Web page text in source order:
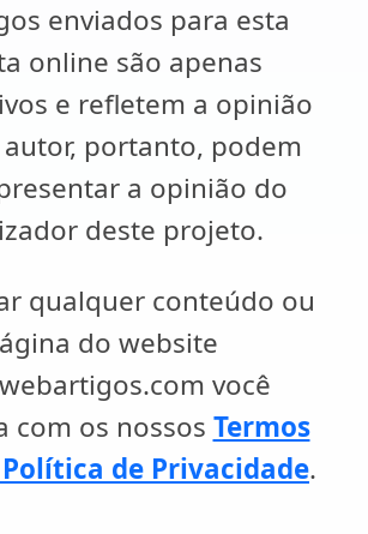
enviados para esta
online são apenas
e refletem a opinião
portanto, podem
a opinião do
deste projeto.
qualquer conteúdo ou
do website
você
com os nossos Termos
Política de Privacidade.